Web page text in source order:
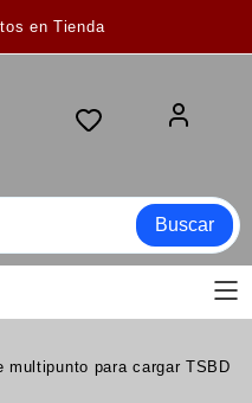
en Tienda
Buscar
multipunto para cargar TSBD